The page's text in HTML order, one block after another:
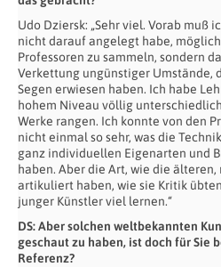
Udo Dziersk: „Sehr viel. Vorab muß
nicht darauf angelegt habe,
Professoren zu sammeln, sondern
Verkettung ungünstiger Umstände,
Segen erwiesen haben. Ich habe
hohem Niveau völlig
Werke rangen. Ich konnte von den
nicht einmal so sehr, was die
ganz individuellen Eigenarten und
haben. Aber die Art, wie die
artikuliert haben, wie sie Kritik
junger Künstler viel lernen.“
DS: Aber solchen weltbekannten
geschaut zu haben, ist doch für Sie
Referenz?